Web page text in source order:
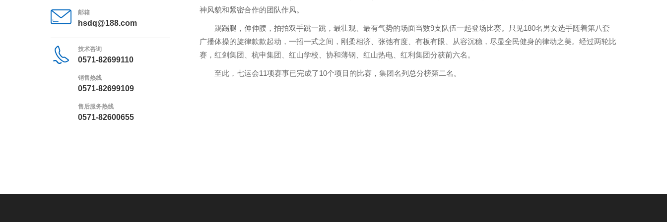
邮箱
hsdq@188.com
技术咨询
0571-82699110
销售热线
0571-82699109
售后服务热线
0571-82600655
神风貌和紧密合作的团队作风。
踢踢腿，伸伸腰，拍拍双手跳一跳，最壮观、最有气势的场面当数9支队伍一起登场比赛。只见180名男女选手随着第八套
广播体操的旋律款款起动，一招一式之间，刚柔相济、张弛有度、有板有眼、从容沉稳，尽显全民健身的律动之美。经过两轮比
赛，红剑集团、杭申集团、红山学校、协和薄钢、红山热电、红利集团分获前六名。
至此，七运会11项赛事已完成了10个项目的比赛，集团名列总分榜第二名。